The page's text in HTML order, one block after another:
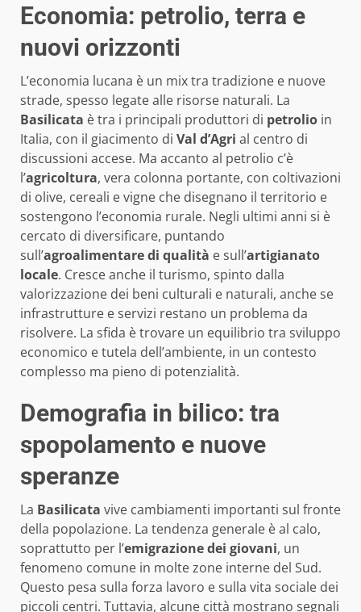
Economia: petrolio, terra e
nuovi orizzonti
L’economia lucana è un mix tra tradizione e nuove
strade, spesso legate alle risorse naturali. La
Basilicata è tra i principali produttori di petrolio in
Italia, con il giacimento di Val d’Agri al centro di
discussioni accese. Ma accanto al petrolio c’è
l’agricoltura, vera colonna portante, con coltivazioni
di olive, cereali e vigne che disegnano il territorio e
sostengono l’economia rurale. Negli ultimi anni si è
cercato di diversificare, puntando
sull’agroalimentare di qualità e sull’artigianato
locale. Cresce anche il turismo, spinto dalla
valorizzazione dei beni culturali e naturali, anche se
infrastrutture e servizi restano un problema da
risolvere. La sfida è trovare un equilibrio tra sviluppo
economico e tutela dell’ambiente, in un contesto
complesso ma pieno di potenzialità.
Demografia in bilico: tra
spopolamento e nuove
speranze
La Basilicata vive cambiamenti importanti sul fronte
della popolazione. La tendenza generale è al calo,
soprattutto per l’emigrazione dei giovani, un
fenomeno comune in molte zone interne del Sud.
Questo pesa sulla forza lavoro e sulla vita sociale dei
piccoli centri. Tuttavia, alcune città mostrano segnali